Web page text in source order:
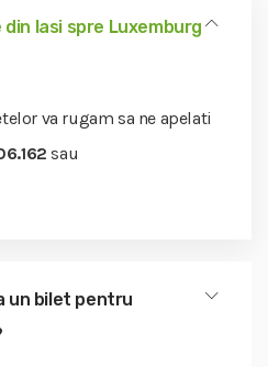
Iasi spre Luxemburg
va rugam sa ne apelati
sau
un bilet pentru